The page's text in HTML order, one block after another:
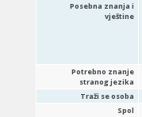
Posebna znanja i
vještine
Potrebno znanje
stranog jezika
Traži se osoba
Spol